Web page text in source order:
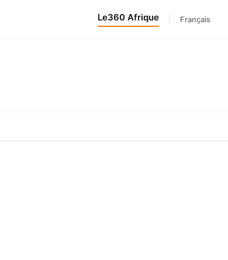
Le360 Afrique Français